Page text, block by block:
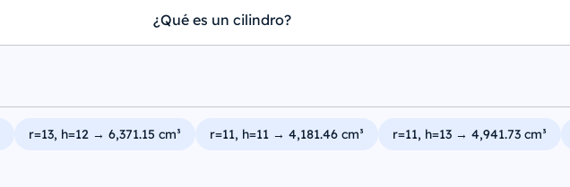
¿Qué es un cilindro?
r=13, h=12 → 6,371.15 cm³ r=11, h=11 → 4,181.46 cm³ r=11, h=13 → 4,941.73 cm³